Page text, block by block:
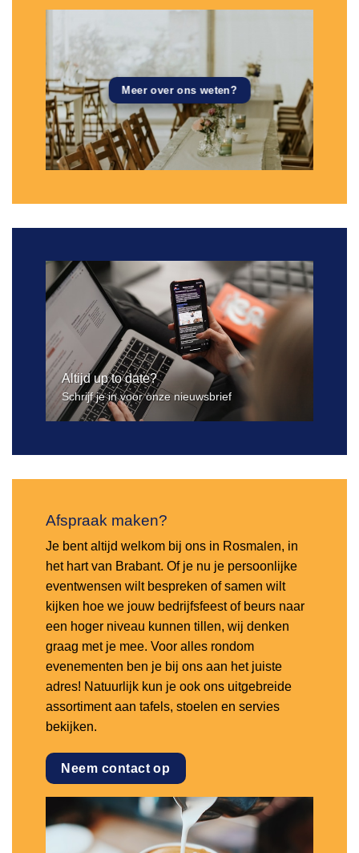
Meer over ons weten?
Altijd up to date?
Schrijf je in voor onze nieuwsbrief
Afspraak maken?
Je bent altijd welkom bij ons in Rosmalen, in
het hart van Brabant. Of je nu je persoonlijke
eventwensen wilt bespreken of samen wilt
kijken hoe we jouw bedrijfsfeest of beurs naar
een hoger niveau kunnen tillen, wij denken
graag met je mee. Voor alles rondom
evenementen ben je bij ons aan het juiste
adres! Natuurlijk kun je ook ons uitgebreide
assortiment aan tafels, stoelen en servies
bekijken.
Neem contact op